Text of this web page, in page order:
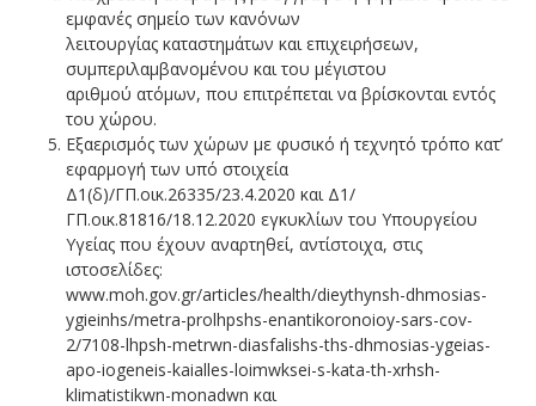
εμφανές σημείο των κανόνων
λειτουργίας καταστημάτων και επιχειρήσεων,
συμπεριλαμβανομένου και του μέγιστου
αριθμού ατόμων, που επιτρέπεται να βρίσκονται εντός
του χώρου.
Εξαερισμός των χώρων με φυσικό ή τεχνητό τρόπο κατ’
εφαρμογή των υπό στοιχεία
Δ1(δ)/ΓΠ.οικ.26335/23.4.2020 και Δ1/
ΓΠ.οικ.81816/18.12.2020 εγκυκλίων του Υπουργείου
Υγείας που έχουν αναρτηθεί, αντίστοιχα, στις
ιστοσελίδες:
www.moh.gov.gr/articles/health/dieythynsh-dhmosias-
ygieinhs/metra-prolhpshs-enantikoronoioy-sars-cov-
2/7108-lhpsh-metrwn-diasfalishs-ths-dhmosias-ygeias-
apo-iogeneis-kaialles-loimwksei-s-kata-th-xrhsh-
klimatistikwn-monadwn και